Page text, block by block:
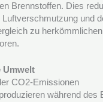
Brennstoffen. Dies
und
zu herkömmlichen
Umwelt
CO2-Emissionen
während des